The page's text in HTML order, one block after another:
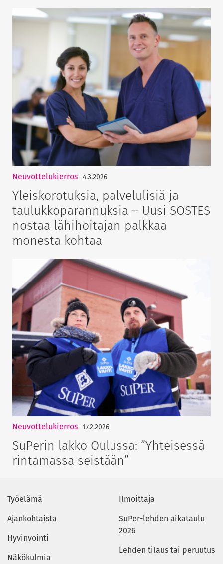
Neuvottelukierros 4.3.2026
Yleiskorotuksia, palvelulisiä ja
taulukkoparannuksia – Uusi SOSTES
nostaa lähihoitajan palkkaa
monesta kohtaa
Neuvottelukierros 17.2.2026
SuPerin lakko Oulussa: ”Yhteisessä
rintamassa seistään”
Työelämä
Ajankohtaista
Hyvinvointi
Näkökulmia
Ilmoittaja
SuPer-lehden aikataulu
2026
Lehden tilaus tai peruutus